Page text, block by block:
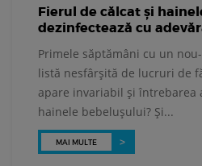
Fierul de călcat și
dezinfectează cu
Primele săptămâni cu un
listă nesfârșită de lucruri de
apare invariabil și întrebarea
hainele bebelușului? Și...
MAI MULTE